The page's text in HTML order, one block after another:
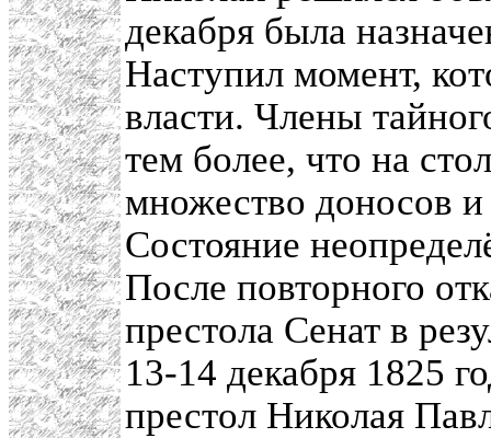
декабря была
Наступил момент,
власти. Члены
тем более, что на
множество доносов и
Состояние
После повторного
престола Сенат в
13-14 декабря 1825
престол Николая